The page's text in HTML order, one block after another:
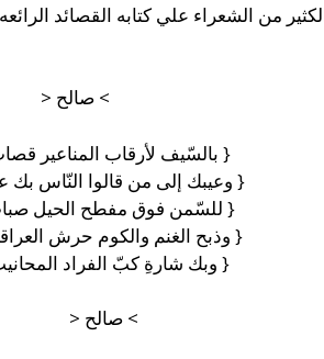
من الشعراء علي كتابه القصائد
> صالح <
{ بالسّيف لأرقاب المناعير
{ وعيبك إلى من قالوا النّاس
{ للسّمن فوق مفطح الحيل
{ وذبح الغنم والكوم حرش
{ وبك شارةِ كبّ الفراد
> صالح <